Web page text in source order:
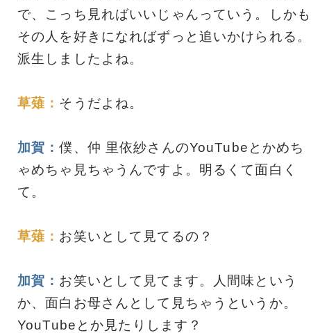
で、こっち見ればいいじゃんっていう。しかも
その人を好きになればずっと追いかけられる。
派生しましたよね。
草薙： そうだよね。
加賀：僕、仲 里依紗さんのYouTubeとかめち
ゃめちゃ見ちゃうんですよ。明るくて面白く
て。
草薙： お笑いとして見てるの？
加賀： お笑いとして見てます。人間味という
か、面白お母さんとして見ちゃうというか。
YouTubeとか見たりします？